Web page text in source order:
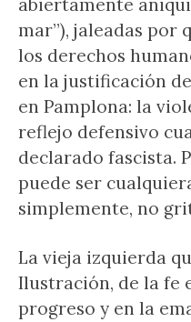
abiertamente
mar”), jaleadas por
los derechos
en la justificación
en Pamplona: la
reflejo defensivo
declarado fascista.
puede ser
simplemente, no
La vieja izquierda
Ilustración, de la fe
progreso y en la